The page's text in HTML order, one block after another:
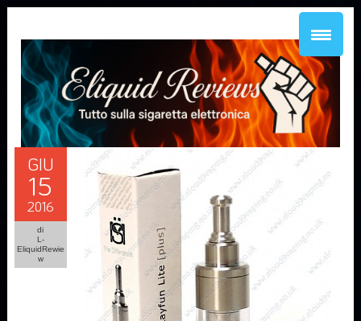
GIU
15
2016
di
L-
EliquidRewie
w